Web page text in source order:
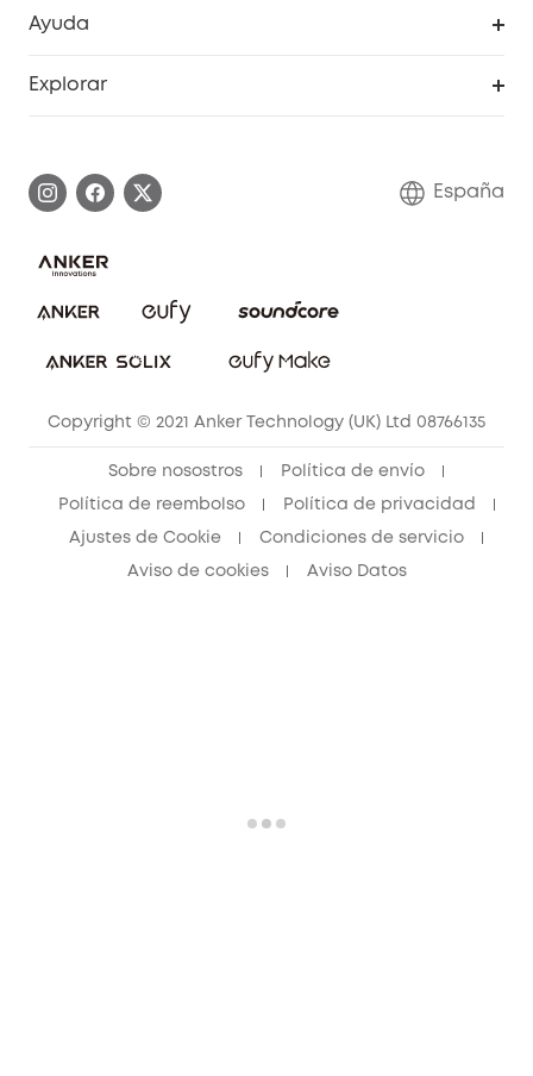
Sistemas de Alarma
Explorar todo
Ayuda
Preguntas frecuentes sobre pedidos
Portal web de seguridad
Explorar
Conviértete en afiliado
España
Copyright © 2021 Anker Technology (UK) Ltd 08766135
Sobre nosostros Política de envío
Política de reembolso Política de privacidad
Ajustes de Cookie Condiciones de servicio
Aviso de cookies Aviso Datos